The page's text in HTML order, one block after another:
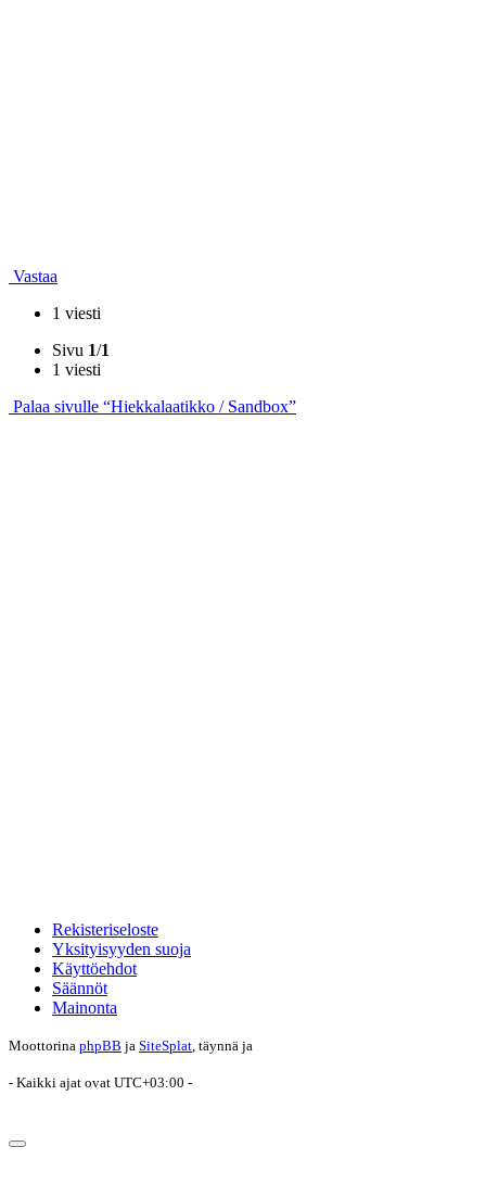
Vastaa
1 viesti
Sivu 1/1
1 viesti
Palaa sivulle “Hiekkalaatikko / Sandbox”
Rekisteriseloste
Yksityisyyden suoja
Käyttöehdot
Säännöt
Mainonta
Moottorina phpBB ja SiteSplat, täynnä ja
- Kaikki ajat ovat UTC+03:00 -